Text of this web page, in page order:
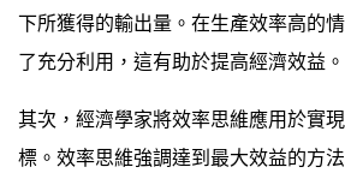
下所獲得的輸出量。在生產效率高的
了充分利用，這有助於提高經濟效益。
其次，經濟學家將效率思維應用於實
標。效率思維強調達到最大效益的方